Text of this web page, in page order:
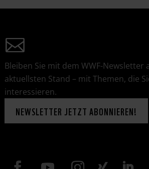
Bleiben Sie mit dem WWF-Newsletter
aktuellsten Stand – mit Themen, die
interessieren.
NEWSLETTER JETZT ABONNIEREN!